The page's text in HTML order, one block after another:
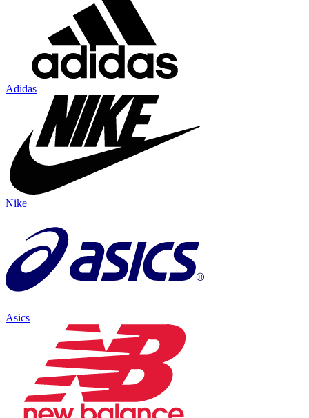
Adidas
Nike
Asics